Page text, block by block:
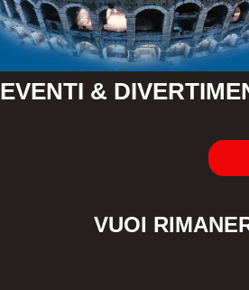
EVENTI &
VUOI